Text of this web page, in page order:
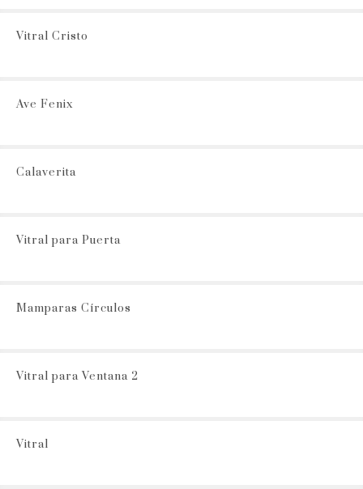
Vitral Cristo
Ave Fenix
Calaverita
Vitral para Puerta
Mamparas Círculos
Vitral para Ventana 2
Vitral